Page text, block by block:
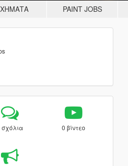
PAINT JOBS
σχόλια 0 βίντεο